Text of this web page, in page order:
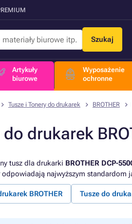
Szukaj
Artykuły
biurowe
Wyposażenie
ochronne
Tusze i Tonery do drukarek BROTHER
drukarek
tusz dla drukarki BROTHER DCP-
odpowiadają najwyższym standardom
BROTHER Tusze do